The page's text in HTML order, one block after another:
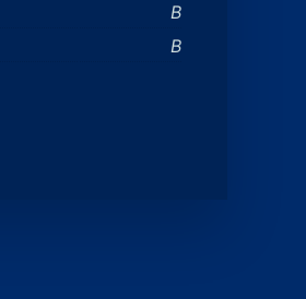
B
B